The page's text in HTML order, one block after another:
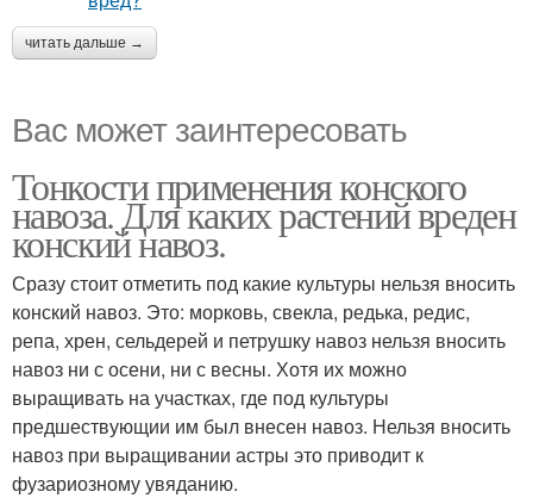
читать дальше →
Вас может заинтересовать
Тонкости применения конского
навоза. Для каких растений вреден
конский навоз.
Сразу стоит отметить под какие культуры нельзя вносить
конский навоз. Это: морковь, свекла, редька, редис,
репа, хрен, сельдерей и петрушку навоз нельзя вносить
навоз ни с осени, ни с весны. Хотя их можно
выращивать на участках, где под культуры
предшествующии им был внесен навоз. Нельзя вносить
навоз при выращивании астры это приводит к
фузариозному увяданию.